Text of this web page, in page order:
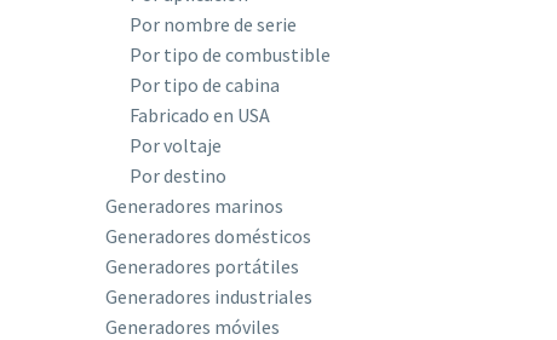
Por nombre de serie
Por tipo de combustible
Por tipo de cabina
Fabricado en USA
Por voltaje
Por destino
Generadores marinos
Generadores domésticos
Generadores portátiles
Generadores industriales
Generadores móviles